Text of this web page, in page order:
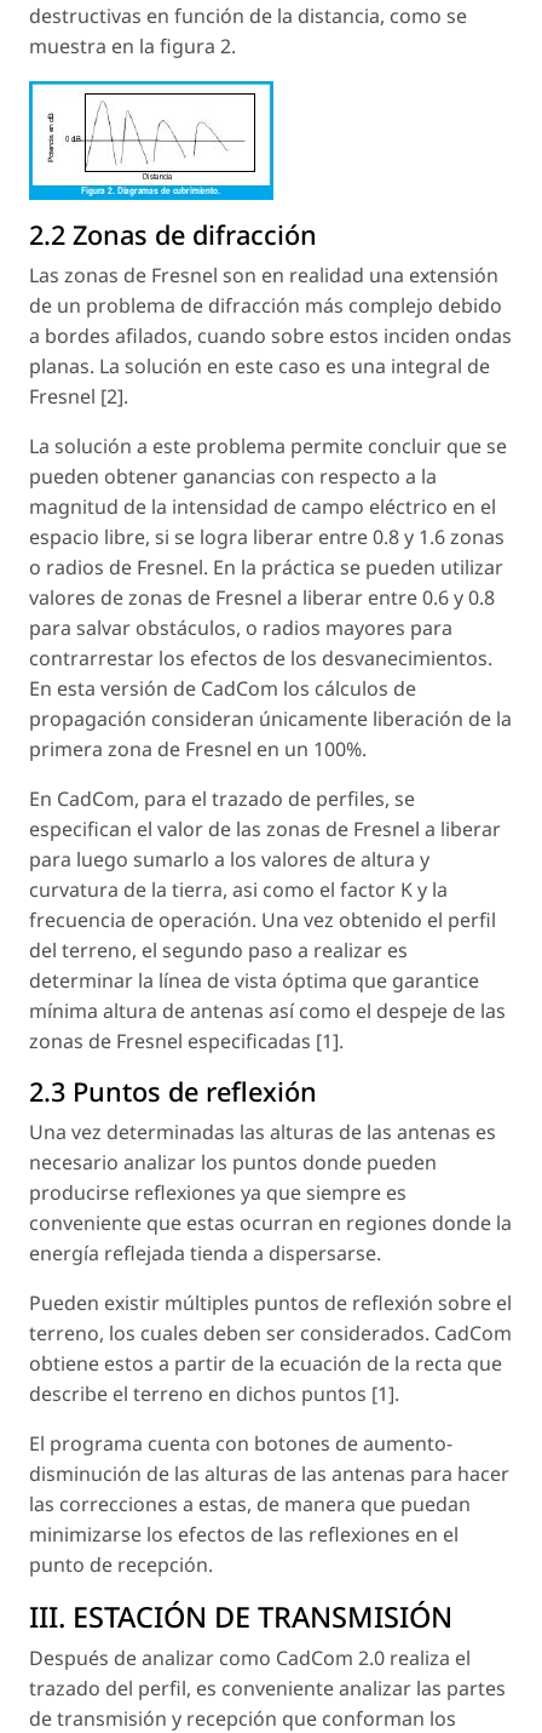
destructivas en función de la distancia, como se
muestra en la figura 2.
2.2 Zonas de difracción
Las zonas de Fresnel son en realidad una extensión
de un problema de difracción más complejo debido
a bordes afilados, cuando sobre estos inciden ondas
planas. La solución en este caso es una integral de
Fresnel [2].
La solución a este problema permite concluir que se
pueden obtener ganancias con respecto a la
magnitud de la intensidad de campo eléctrico en el
espacio libre, si se logra liberar entre 0.8 y 1.6 zonas
o radios de Fresnel. En la práctica se pueden utilizar
valores de zonas de Fresnel a liberar entre 0.6 y 0.8
para salvar obstáculos, o radios mayores para
contrarrestar los efectos de los desvanecimientos.
En esta versión de CadCom los cálculos de
propagación consideran únicamente liberación de la
primera zona de Fresnel en un 100%.
En CadCom, para el trazado de perfiles, se
especifican el valor de las zonas de Fresnel a liberar
para luego sumarlo a los valores de altura y
curvatura de la tierra, asi como el factor K y la
frecuencia de operación. Una vez obtenido el perfil
del terreno, el segundo paso a realizar es
determinar la línea de vista óptima que garantice
mínima altura de antenas así como el despeje de las
zonas de Fresnel especificadas [1].
2.3 Puntos de reflexión
Una vez determinadas las alturas de las antenas es
necesario analizar los puntos donde pueden
producirse reflexiones ya que siempre es
conveniente que estas ocurran en regiones donde la
energía reflejada tienda a dispersarse.
Pueden existir múltiples puntos de reflexión sobre el
terreno, los cuales deben ser considerados. CadCom
obtiene estos a partir de la ecuación de la recta que
describe el terreno en dichos puntos [1].
El programa cuenta con botones de aumento-
disminución de las alturas de las antenas para hacer
las correcciones a estas, de manera que puedan
minimizarse los efectos de las reflexiones en el
punto de recepción.
III. ESTACIÓN DE TRANSMISIÓN
Después de analizar como CadCom 2.0 realiza el
trazado del perfil, es conveniente analizar las partes
de transmisión y recepción que conforman los